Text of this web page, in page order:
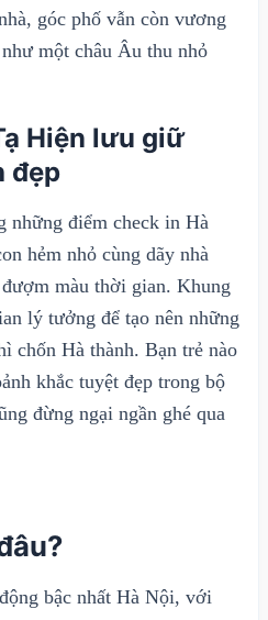
góc phố vẫn còn vương
một châu Âu thu nhỏ
Hiện lưu giữ
đẹp
những điểm check in Hà
hẻm nhỏ cùng dãy nhà
màu thời gian. Khung
lý tưởng để tạo nên những
chốn Hà thành. Bạn trẻ nào
khắc tuyệt đẹp trong bộ
đừng ngại ngần ghé qua
bậc nhất Hà Nội, với